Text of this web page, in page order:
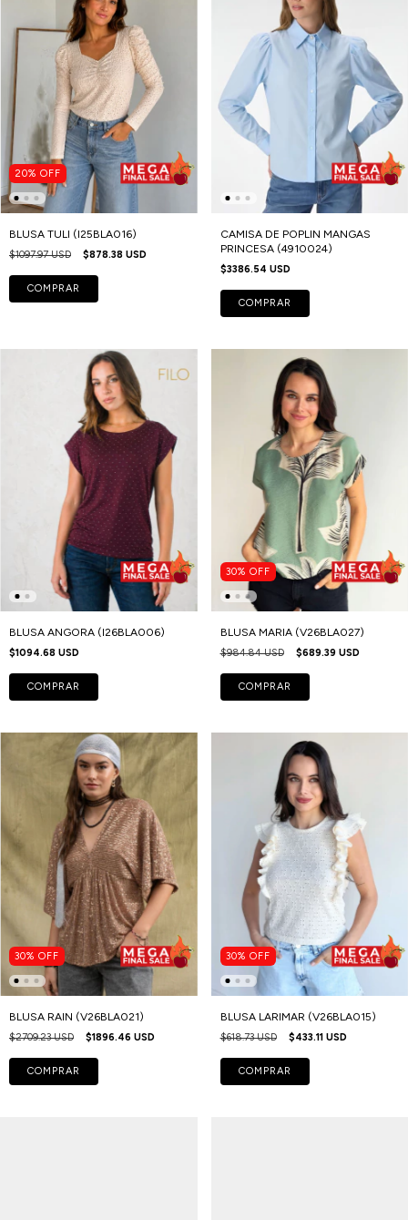
20% OFF
BLUSA TULI (I25BLA016)
$1097.97 USD $878.38 USD
COMPRAR
CAMISA DE POPLIN MANGAS
PRINCESA (4910024)
$3386.54 USD
COMPRAR
BLUSA ANGORA (I26BLA006)
$1094.68 USD
COMPRAR
30% OFF
BLUSA MARIA (V26BLA027)
$984.84 USD $689.39 USD
COMPRAR
30% OFF
BLUSA RAIN (V26BLA021)
$2709.23 USD $1896.46 USD
COMPRAR
30% OFF
BLUSA LARIMAR (V26BLA015)
$618.73 USD $433.11 USD
COMPRAR